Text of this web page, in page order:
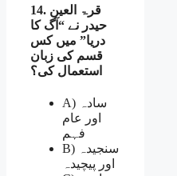
14. قرۃ العین
حیدر نے “آگ کا
دریا” میں کس
قسم کی زبان
استعمال کی؟
A) سادہ
اور عام
فہم
B) سنجیدہ
اور پیچیدہ